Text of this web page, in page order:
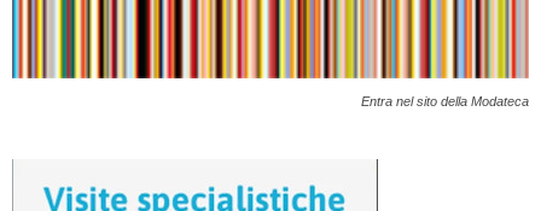
Entra nel sito della Modateca